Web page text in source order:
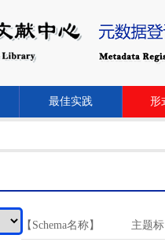
最佳实践 形
【Schema名称】 主题